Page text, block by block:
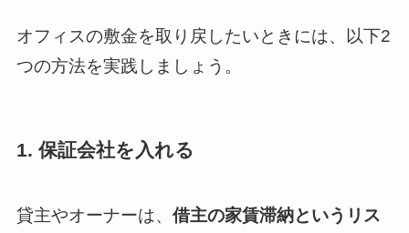
オフィスの敷金を取り戻したいときには、以下2
つの方法を実践しましょう。
1. 保証会社を入れる
貸主やオーナーは、 借主の家賃滞納というリス